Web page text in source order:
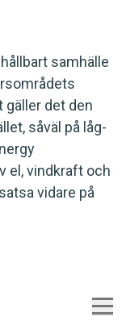
samhälle
gäller det den
såväl på låg-
el, vindkraft och
vidare på